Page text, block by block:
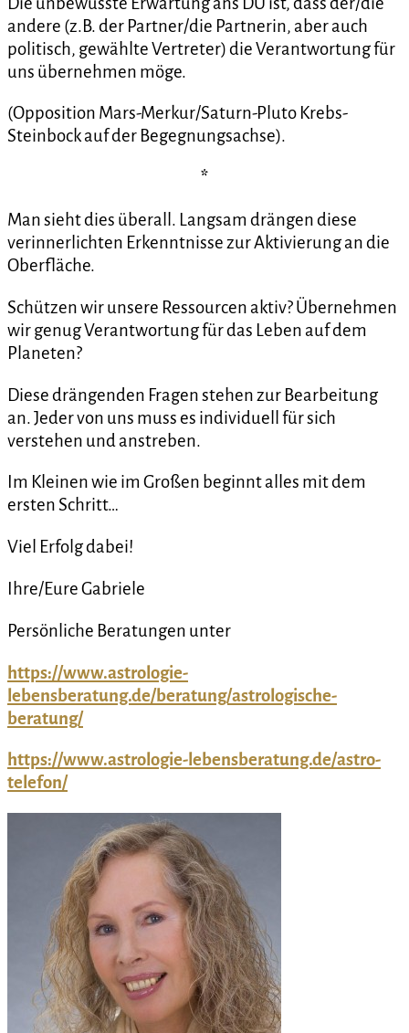
andere (z.B. der Partner/die Partnerin, aber auch
politisch, gewählte Vertreter) die Verantwortung für
uns übernehmen möge.
(Opposition Mars-Merkur/Saturn-Pluto Krebs-
Steinbock auf der Begegnungsachse).
*
Man sieht dies überall. Langsam drängen diese
verinnerlichten Erkenntnisse zur Aktivierung an die
Oberfläche.
Schützen wir unsere Ressourcen aktiv? Übernehmen
wir genug Verantwortung für das Leben auf dem
Planeten?
Diese drängenden Fragen stehen zur Bearbeitung
an. Jeder von uns muss es individuell für sich
verstehen und anstreben.
Im Kleinen wie im Großen beginnt alles mit dem
ersten Schritt…
Viel Erfolg dabei!
Ihre/Eure Gabriele
Persönliche Beratungen unter
https://www.astrologie-
lebensberatung.de/beratung/astrologische-
beratung/
https://www.astrologie-lebensberatung.de/astro-
telefon/